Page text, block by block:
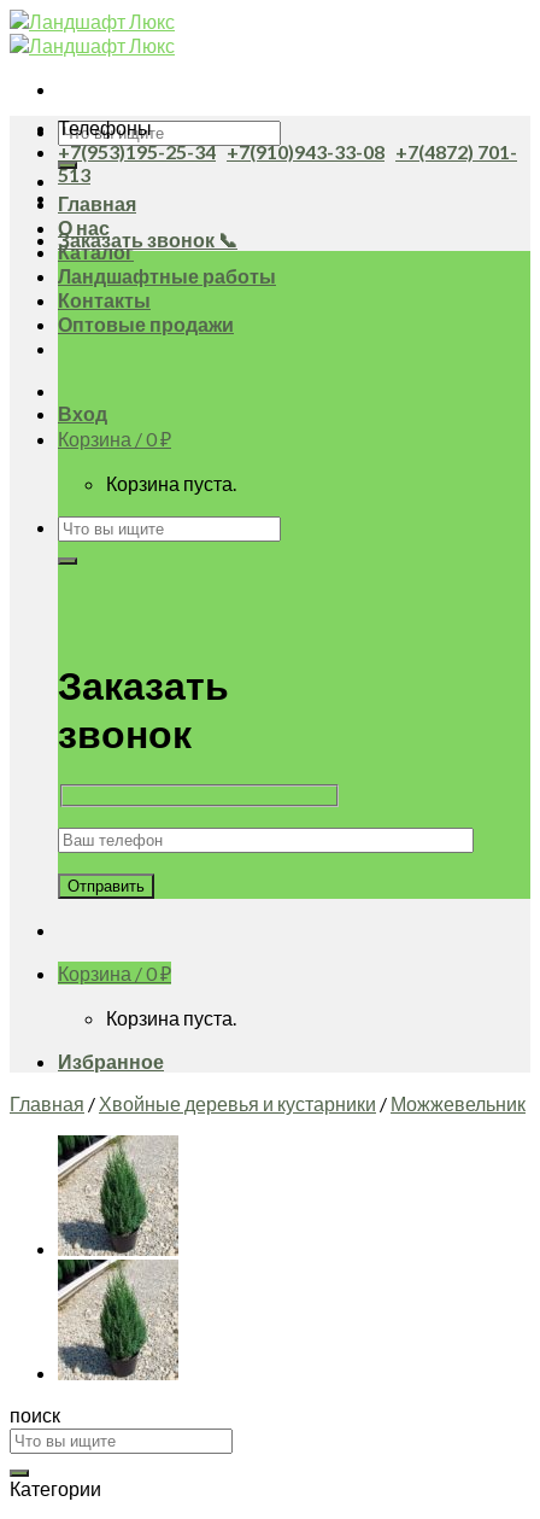
Skip
to
Искать:
Главная
О нас
Каталог
Ландшафтные работы
Контакты
Оптовые продажи
Вход
Корзина /0₽
Корзина пуста.
Искать:
Телефоны
+7(953)195-25-34 +7(910)943-33-08 +7(4872) 701-
513
Заказать звонок 📞
Заказать
звонок
Корзина /0₽
Корзина пуста.
Избранное
Главная / Хвойные деревья и кустарники / Можжевельник
поиск
Искать:
Категории